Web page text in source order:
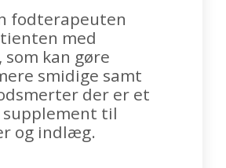
fodterapeuten
med
kan gøre
smidige samt
der er et
til
og indlæg.